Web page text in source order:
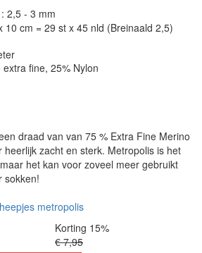
2,5 - 3 mm
10 cm = 29 st x 45 nld (Breinaald 2,5)
fine, 25% Nylon
draad van van 75 % Extra Fine Merino
heerlijk zacht en sterk. Metropolis is het
het kan voor zoveel meer gebruikt
sokken!
metropolis
Korting 15%
€ 7,95